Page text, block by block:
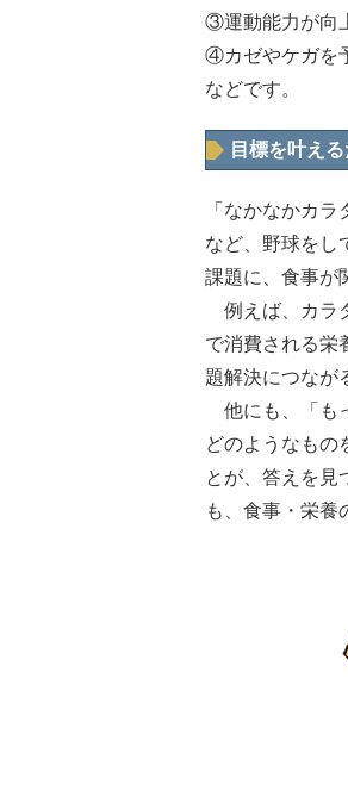
③運動能力が向
④カゼやケガを
などです。
目標を叶え
「なかなかカ
など、野球をし
課題に、食事が
例えば、カラ
で消費される栄
題解決につなが
他にも、「も
どのようなもの
とが、答えを見
も、食事・栄養